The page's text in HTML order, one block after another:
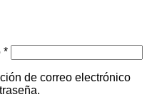
*Obligatorio
de correo electrónico